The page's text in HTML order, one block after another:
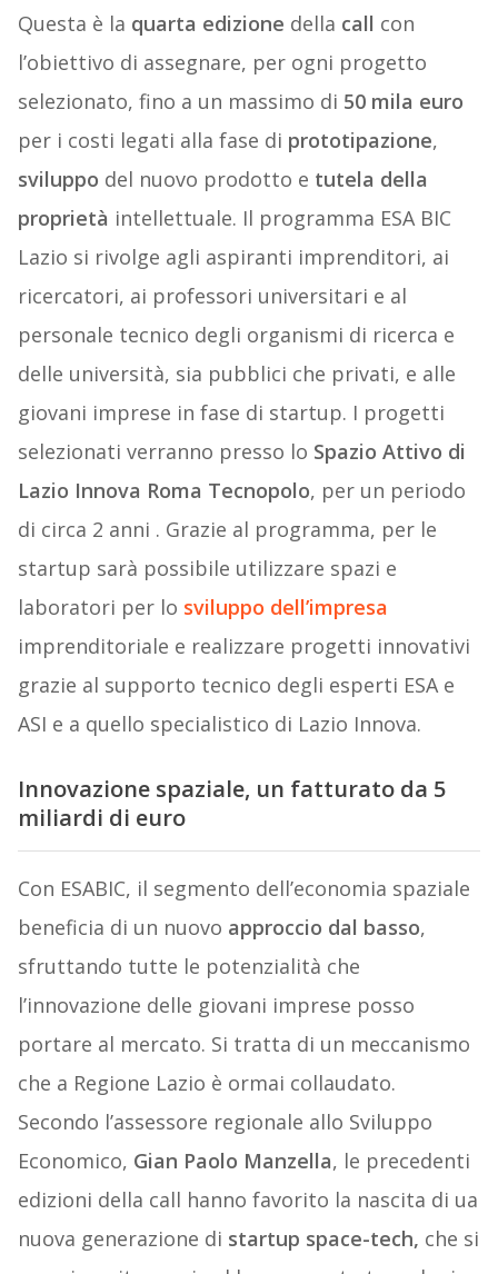
Questa è la quarta edizione della call con
l’obiettivo di assegnare, per ogni progetto
selezionato, fino a un massimo di 50 mila euro
per i costi legati alla fase di prototipazione,
sviluppo del nuovo prodotto e tutela della
proprietà intellettuale. Il programma ESA BIC
Lazio si rivolge agli aspiranti imprenditori, ai
ricercatori, ai professori universitari e al
personale tecnico degli organismi di ricerca e
delle università, sia pubblici che privati, e alle
giovani imprese in fase di startup. I progetti
selezionati verranno presso lo Spazio Attivo di
Lazio Innova Roma Tecnopolo, per un periodo
di circa 2 anni . Grazie al programma, per le
startup sarà possibile utilizzare spazi e
laboratori per lo sviluppo dell’impresa
imprenditoriale e realizzare progetti innovativi
grazie al supporto tecnico degli esperti ESA e
ASI e a quello specialistico di Lazio Innova.
Innovazione spaziale, un fatturato da 5
miliardi di euro
Con ESABIC, il segmento dell’economia spaziale
beneficia di un nuovo approccio dal basso,
sfruttando tutte le potenzialità che
l’innovazione delle giovani imprese posso
portare al mercato. Si tratta di un meccanismo
che a Regione Lazio è ormai collaudato.
Secondo l’assessore regionale allo Sviluppo
Economico, Gian Paolo Manzella, le precedenti
edizioni della call hanno favorito la nascita di ua
nuova generazione di startup space-tech, che si